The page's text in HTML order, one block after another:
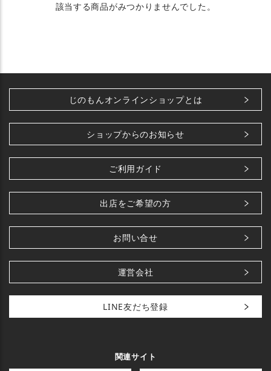
該当する商品がみつかりませんでした。
じのもんオンラインショップとは
ショップからのお知らせ
ご利用ガイド
出店をご希望の方
お問い合せ
運営会社
LINE友だち登録
関連サイト